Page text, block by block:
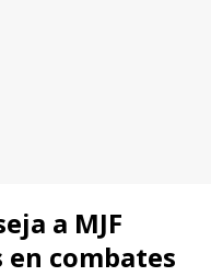
a MJF
combates